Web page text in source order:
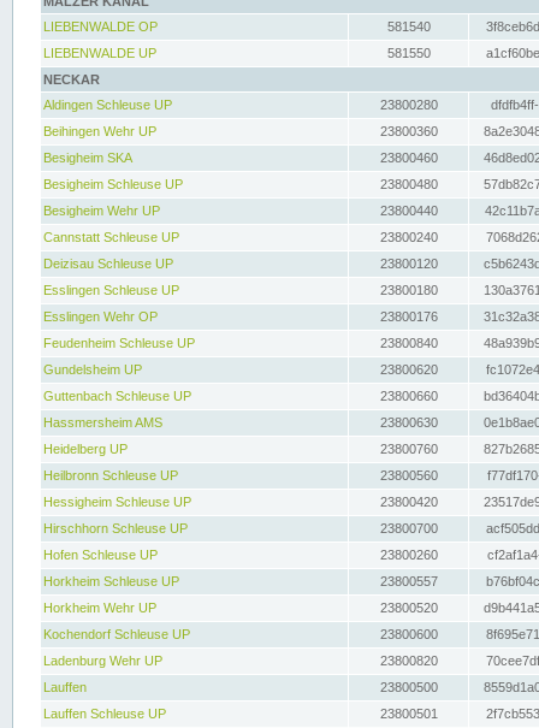
LIEBENWALDE OP
581540
LIEBENWALDE UP
581550
NECKAR
Aldingen Schleuse UP
23800280
Beihingen Wehr UP
23800360
Besigheim SKA
23800460
Besigheim Schleuse UP
23800480
Besigheim Wehr UP
23800440
Cannstatt Schleuse UP
23800240
Deizisau Schleuse UP
23800120
Esslingen Schleuse UP
23800180
Esslingen Wehr OP
23800176
Feudenheim Schleuse UP
23800840
Gundelsheim UP
23800620
Guttenbach Schleuse UP
23800660
Hassmersheim AMS
23800630
Heidelberg UP
23800760
Heilbronn Schleuse UP
23800560
Hessigheim Schleuse UP
23800420
Hirschhorn Schleuse UP
23800700
Hofen Schleuse UP
23800260
Horkheim Schleuse UP
23800557
Horkheim Wehr UP
23800520
Kochendorf Schleuse UP
23800600
Ladenburg Wehr UP
23800820
Lauffen
23800500
Lauffen Schleuse UP
23800501